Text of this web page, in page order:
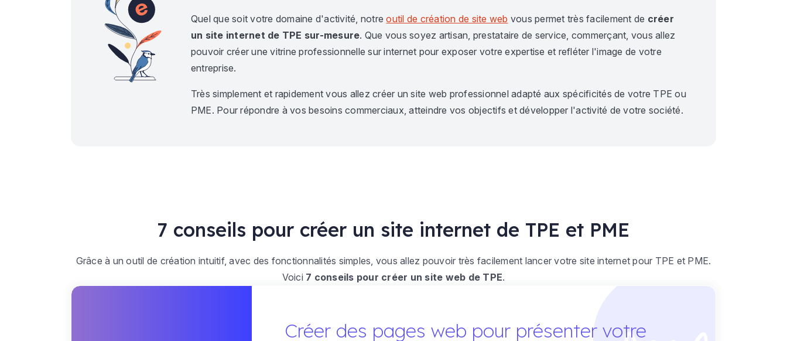
Quel que soit votre domaine d'activité, notreoutil de création de site web vous permet très facilement de créer
un site internet de TPE sur-mesure. Que vous soyez artisan, prestataire de service, commerçant, vous allez
pouvoir créer une vitrine professionnelle sur internet pour exposer votre expertise et refléter l'image de votre
entreprise.
Très simplement et rapidement vous allez créer un site web professionnel adapté aux spécificités de votre TPE ou
PME. Pour répondre à vos besoins commerciaux, atteindre vos objectifs et développer l'activité de votre société.
7 conseils pour créer un site internet de TPE et PME
Grâce à un outil de création intuitif, avec des fonctionnalités simples, vous allez pouvoir très facilement lancer votre site internet pour TPE et PME.
Voici 7 conseils pour créer un site web de TPE.
Créer des pages web pour présenter votre